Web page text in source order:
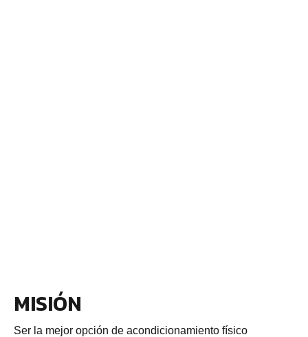
MISIÓN
Ser la mejor opción de acondicionamiento físico